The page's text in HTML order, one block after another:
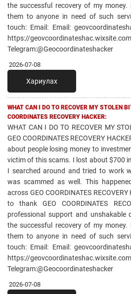
the successful recovery of my money.
them to anyone in need of such
touch: Email: Email:
https://
Telegram:@Geocoordinateshacker
2026-07-08
Хариулах
WHAT CAN I DO TO RECOVER MY STOLEN
COORDINATES RECOVERY HACKER:
WHAT CAN I DO TO RECOVER MY
GEO COORDINATES RECOVERY
about people losing money to
victim of this scams. I lost about $700
I searched around and tried to work
was scammed as well. This
across GEO COORDINATES
to thank GEO COORDINATES
professional support and unshakable
the successful recovery of my money.
them to anyone in need of such
touch: Email: Email:
https://
Telegram:@Geocoordinateshacker
2026-07-08